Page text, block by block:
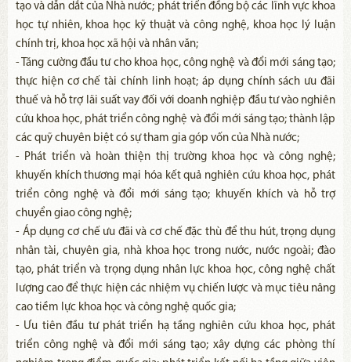
tạo và dẫn dắt của Nhà nước; phát triển đồng bộ các lĩnh vực khoa
học tự nhiên, khoa học kỹ thuật và công nghệ, khoa học lý luận
chính trị, khoa học xã hội và nhân văn;
- Tăng cường đầu tư cho khoa học, công nghệ và đổi mới sáng tạo;
thực hiện cơ chế tài chính linh hoạt; áp dụng chính sách ưu đãi
thuế và hỗ trợ lãi suất vay đối với doanh nghiệp đầu tư vào nghiên
cứu khoa học, phát triển công nghệ và đổi mới sáng tạo; thành lập
các quỹ chuyên biệt có sự tham gia góp vốn của Nhà nước;
- Phát triển và hoàn thiện thị trường khoa học và công nghệ;
khuyến khích thương mại hóa kết quả nghiên cứu khoa học, phát
triển công nghệ và đổi mới sáng tạo; khuyến khích và hỗ trợ
chuyển giao công nghệ;
- Áp dụng cơ chế ưu đãi và cơ chế đặc thù để thu hút, trọng dụng
nhân tài, chuyên gia, nhà khoa học trong nước, nước ngoài; đào
tạo, phát triển và trọng dụng nhân lực khoa học, công nghệ chất
lượng cao để thực hiện các nhiệm vụ chiến lược và mục tiêu nâng
cao tiềm lực khoa học và công nghệ quốc gia;
- Ưu tiên đầu tư phát triển hạ tầng nghiên cứu khoa học, phát
triển công nghệ và đổi mới sáng tạo; xây dựng các phòng thí